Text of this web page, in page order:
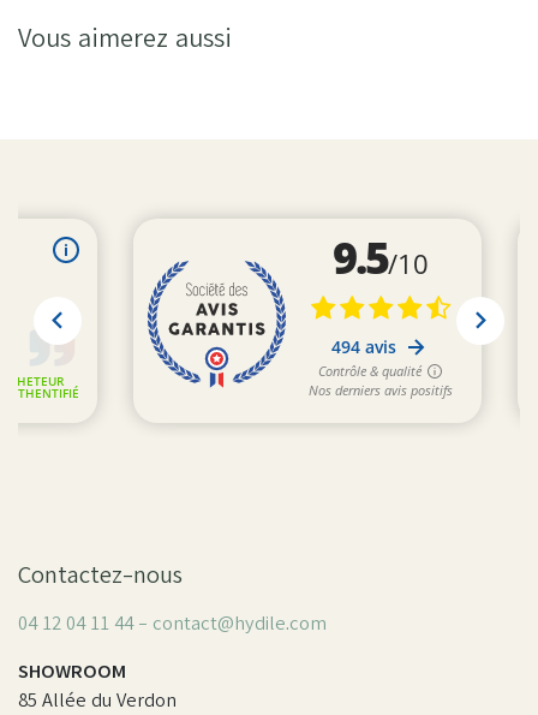
Vous aimerez aussi
Contactez-nous
04 12 04 11 44 - contact@hydile.com
SHOWROOM
85 Allée du Verdon